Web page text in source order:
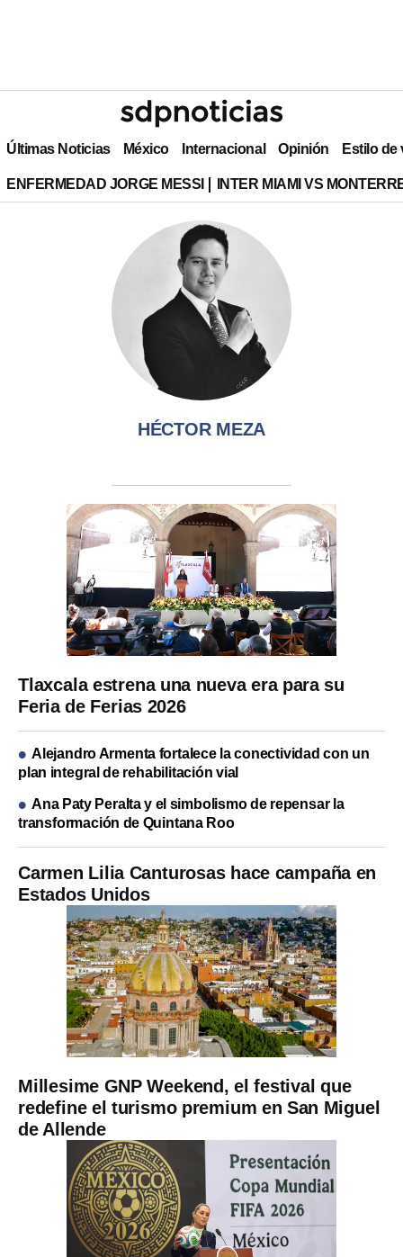
Últimas Noticias México Internacional Opinión Estilo de
ENFERMEDAD JORGE MESSI INTER MIAMI VS
HÉCTOR MEZA
Carmen Lilia Canturosas hace campaña en
Estados Unidos
Millesime GNP Weekend, el festival que
redefine el turismo premium en San Miguel
de Allende
Tlaxcala estrena una nueva era para su
Feria de Ferias 2026
Alejandro Armenta fortalece la conectividad con un
plan integral de rehabilitación vial
Ana Paty Peralta y el simbolismo de repensar la
transformación de Quintana Roo